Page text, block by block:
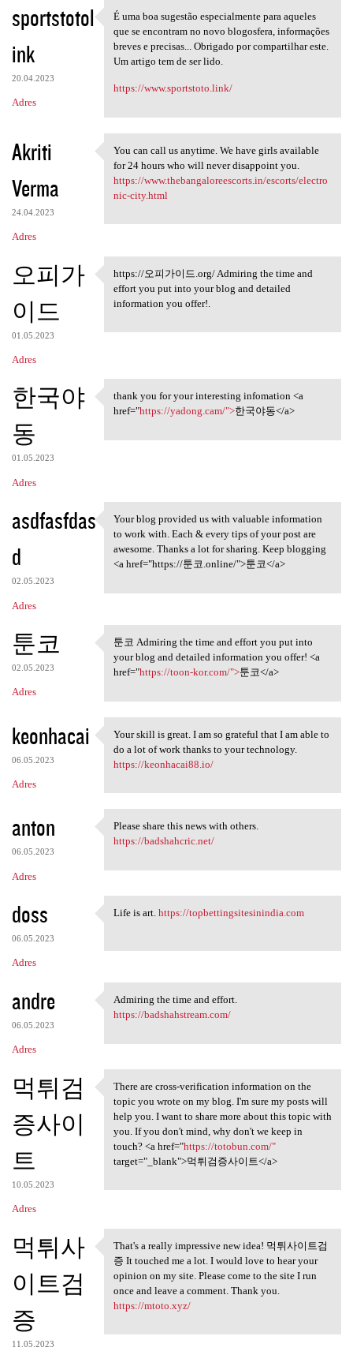
sportstotol
ink
20.04.2023
Adres
É uma boa sugestão
É uma boa sugestão especialmente para aqueles
que se encontram no novo blogosfera, informações
breves e precisas... Obrigado por compartilhar este.
Um artigo tem de ser lido.
https://www.sportstoto.link/
Akriti
Verma
24.04.2023
Adres
You can call us anytime. We
You can call us anytime. We have girls available
for 24 hours who will never disappoint you.
https://www.thebangaloreescorts.in/escorts/electro
nic-city.html
오피가
이드
01.05.2023
Adres
https://오피가이드.org/ Admiring
https://오피가이드.org/ Admiring the time and
effort you put into your blog and detailed
information you offer!.
한국야
동
01.05.2023
Adres
thank you for your
thank you for your interesting infomation <a
href="https://yadong.cam/">한국야동</a>
asdfasfdas
d
02.05.2023
Adres
Your blog provided us with
Your blog provided us with valuable information
to work with. Each & every tips of your post are
awesome. Thanks a lot for sharing. Keep blogging
<a href="https://툰코.online/">툰코</a>
툰코
02.05.2023
Adres
툰코 Admiring the time and
툰코 Admiring the time and effort you put into
your blog and detailed information you offer! <a
href="https://toon-kor.com/">툰코</a>
keonhacai
06.05.2023
Adres
Your skill is great. I am so
Your skill is great. I am so grateful that I am able to
do a lot of work thanks to your technology.
https://keonhacai88.io/
anton
06.05.2023
Adres
Please share this news with
Please share this news with others.
https://badshahcric.net/
doss
06.05.2023
Adres
Life is art. https:/
Life is art. https://topbettingsitesinindia.com
andre
06.05.2023
Adres
Admiring the time and effort.
Admiring the time and effort.
https://badshahstream.com/
먹튀검
증사이
트
10.05.2023
Adres
There are cross-verification
There are cross-verification information on the
topic you wrote on my blog. I'm sure my posts will
help you. I want to share more about this topic with
you. If you don't mind, why don't we keep in
touch? <a href="https://totobun.com/"
target="_blank">먹튀검증사이트</a>
먹튀사
이트검
증
11.05.2023
That's a really impressive
That's a really impressive new idea! 먹튀사이트검
증 It touched me a lot. I would love to hear your
opinion on my site. Please come to the site I run
once and leave a comment. Thank you.
https://mtoto.xyz/